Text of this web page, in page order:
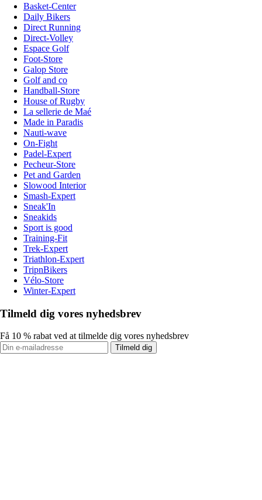
Basket-Center
Daily Bikers
Direct Running
Direct-Volley
Espace Golf
Foot-Store
Galop Store
Golf and co
Handball-Store
House of Rugby
La sellerie de Maé
Made in Paradis
Nauti-wave
On-Fight
Padel-Expert
Pecheur-Store
Pet and Garden
Slowood Interior
Smash-Expert
Sneak'In
Sneakids
Sport is good
Training-Fit
Trek-Expert
Triathlon-Expert
TripnBikers
Vélo-Store
Winter-Expert
Tilmeld dig vores nyhedsbrev
Få 10 % rabat ved at tilmelde dig vores nyhedsbrev
Tilmeld dig